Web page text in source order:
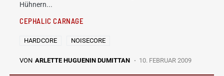
Hühnern...
CEPHALIC CARNAGE
HARDCORE NOISECORE
VON ARLETTE HUGUENIN DUMITTAN 10. FEBRUAR 2009